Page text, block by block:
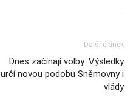
Další článek
Dnes začínají volby: Výsledky
určí novou podobu Sněmovny i
vlády